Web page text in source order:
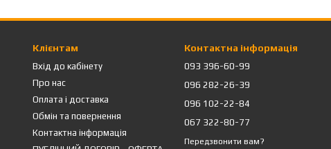
Клієнтам
Вхід до кабінету
Про нас
Оплата і доставка
Обмін та повернення
Контактна інформація
Контактна інформація
093 396-60-99
096 282-26-39
096 102-22-84
067 322-80-77
Передзвонити вам?